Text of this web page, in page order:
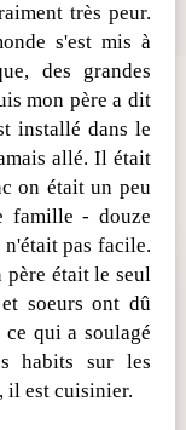
très peur.
s'est mis à
des grandes
mon père a dit
installé dans le
allé. Il était
on était un peu
famille - douze
pas facile.
était le seul
soeurs ont dû
qui a soulagé
habits sur les
il est cuisinier.